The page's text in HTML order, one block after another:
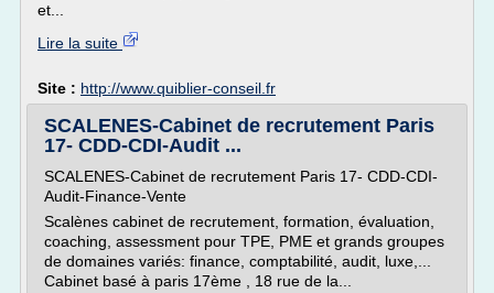
et...
Lire la suite
Site : http://www.quiblier-conseil.fr
SCALENES-Cabinet de recrutement Paris
17- CDD-CDI-Audit ...
SCALENES-Cabinet de recrutement Paris 17- CDD-CDI-
Audit-Finance-Vente
Scalènes cabinet de recrutement, formation, évaluation,
coaching, assessment pour TPE, PME et grands groupes
de domaines variés: finance, comptabilité, audit, luxe,...
Cabinet basé à paris 17ème , 18 rue de la...